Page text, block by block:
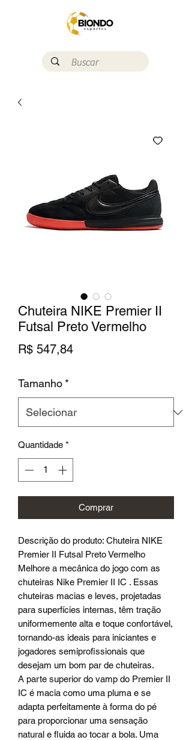
Chuteira NIKE Premier II
Futsal Preto Vermelho
R$ 547,84Preço
Tamanho *
Quantidade *
Comprar
Descrição do produto: Chuteira NIKE
Premier II Futsal Preto Vermelho
Melhore a mecânica do jogo com as
chuteiras Nike Premier II IC . Essas
chuteiras macias e leves, projetadas
para superfícies internas, têm tração
uniformemente alta e toque confortável,
tornando-as ideais para iniciantes e
jogadores semiprofissionais que
desejam um bom par de chuteiras.
A parte superior do vamp do Premier II
IC é macia como uma pluma e se
adapta perfeitamente à forma do pé
para proporcionar uma sensação
natural e fluida ao tocar a bola. Uma